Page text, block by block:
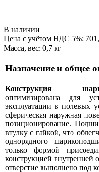
В наличии
Цена с учётом НДС 5%:
Масса, вес: 0,7 кг
Назначение и общее
Конструкция
оптимизирована для
эксплуатации в полевых
сферическая наружная
позиционирование.
втулку с гайкой, что
однорядного
только формой
конструкцией внутренней
отверстие выполнено под